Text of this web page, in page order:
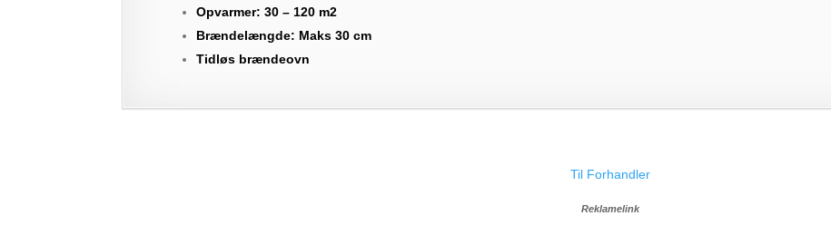
Opvarmer: 30 – 120 m2
Brændelængde: Maks 30 cm
Tidløs brændeovn
Til Forhandler
Reklamelink